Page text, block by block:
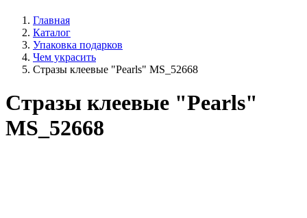
Главная
Каталог
Упаковка подарков
Чем украсить
Стразы клеевые "Pearls" MS_52668
Стразы клеевые "Pearls"
MS_52668